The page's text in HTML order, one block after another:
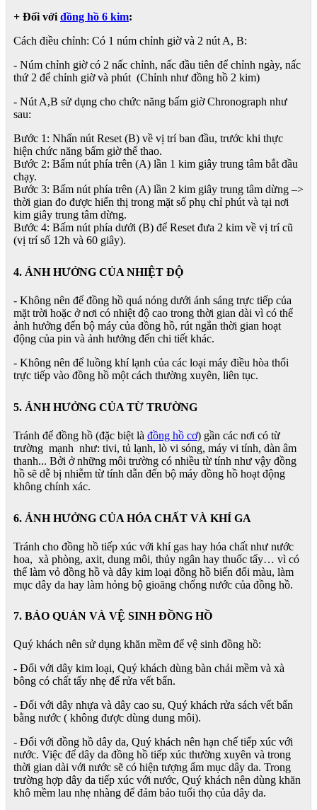
+ Đối với đồng hồ 6 kim:
Cách điều chỉnh: Có 1 núm chỉnh giờ và 2 nút A, B:
- Núm chỉnh giờ có 2 nấc chỉnh, nấc đầu tiên để chỉnh ngày, nấc
thứ 2 để chỉnh giờ và phút (Chỉnh như đồng hồ 2 kim)
- Nút A,B sử dụng cho chức năng bấm giờ Chronograph như
sau:
Bước 1: Nhấn nút Reset (B) về vị trí ban đầu, trước khi thực
hiện chức năng bấm giờ thể thao.
Bước 2: Bấm nút phía trên (A) lần 1 kim giây trung tâm bắt đầu
chạy.
Bước 3: Bấm nút phía trên (A) lần 2 kim giây trung tâm dừng –>
thời gian đo được hiển thị trong mặt số phụ chỉ phút và tại nơi
kim giây trung tâm dừng.
Bước 4: Bấm nút phía dưới (B) để Reset đưa 2 kim về vị trí cũ
(vị trí số 12h và 60 giây).
4. ẢNH HƯỞNG CỦA NHIỆT ĐỘ
- Không nên để đồng hồ quá nóng dưới ánh sáng trực tiếp của
mặt trời hoặc ở nơi có nhiệt độ cao trong thời gian dài vì có thể
ảnh hưởng đến bộ máy của đồng hồ, rút ngắn thời gian hoạt
động của pin và ảnh hưởng đến chi tiết khác.
- Không nên để luồng khí lạnh của các loại máy điều hòa thổi
trực tiếp vào đồng hồ một cách thường xuyên, liên tục.
5. ẢNH HƯỞNG CỦA TỪ TRƯỜNG
Tránh để đồng hồ (đặc biệt là đồng hồ cơ) gần các nơi có từ
trường mạnh như: tivi, tủ lạnh, lò vi sóng, máy vi tính, dàn âm
thanh... Bởi ở những môi trường có nhiều từ tính như vậy đồng
hồ sẽ dễ bị nhiễm từ tính dẫn đến bộ máy đồng hồ hoạt động
không chính xác.
6. ẢNH HƯỞNG CỦA HÓA CHẤT VÀ KHÍ GA
Tránh cho đồng hồ tiếp xúc với khí gas hay hóa chất như nước
hoa, xà phòng, axit, dung môi, thủy ngân hay thuốc tẩy… vì có
thể làm vỏ đồng hồ và dây kim loại đồng hồ biến đổi màu, làm
mục dây da hay làm hỏng bộ gioăng chống nước của đồng hồ.
7. BẢO QUẢN VÀ VỆ SINH ĐỒNG HỒ
Quý khách nên sử dụng khăn mềm để vệ sinh đồng hồ:
- Đối với dây kim loại, Quý khách dùng bàn chải mềm và xà
bông có chất tẩy nhẹ để rửa vết bẩn.
- Đối với dây nhựa và dây cao su, Quý khách rửa sách vết bẩn
bằng nước ( không được dùng dung môi).
- Đối với đồng hồ dây da, Quý khách nên hạn chế tiếp xúc với
nước. Việc để dây da đồng hồ tiếp xúc thường xuyên và trong
thời gian dài với nước sẽ có hiện tượng ẩm mục dây da. Trong
trường hợp dây da tiếp xúc với nước, Quý khách nên dùng khăn
khô mềm lau nhẹ nhàng để đảm bảo tuổi thọ của dây da.